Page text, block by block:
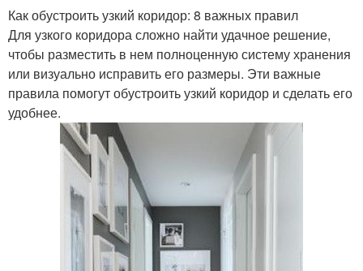
Как обустроить узкий коридор: 8 важных правил
Для узкого коридора сложно найти удачное решение,
чтобы разместить в нем полноценную систему хранения
или визуально исправить его размеры. Эти важные
правила помогут обустроить узкий коридор и сделать его
удобнее.